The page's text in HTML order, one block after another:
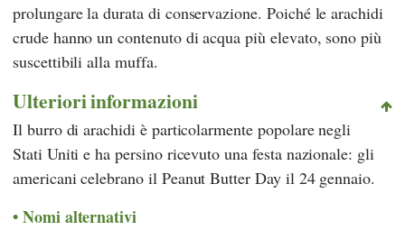
prolungare la durata di conservazione. Poiché le arachidi
crude hanno un contenuto di acqua più elevato, sono più
suscettibili alla muffa.
Ulteriori informazioni
Il burro di arachidi è particolarmente popolare negli
Stati Uniti e ha persino ricevuto una festa nazionale: gli
americani celebrano il Peanut Butter Day il 24 gennaio.
Nomi alternativi